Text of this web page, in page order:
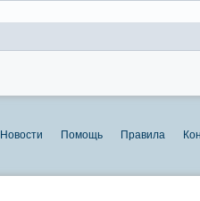
Новости Помощь Правила